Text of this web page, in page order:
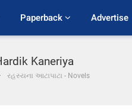
Paperback Advertise
Kaneriya
રહસ્યના આટાપાટા - Novels